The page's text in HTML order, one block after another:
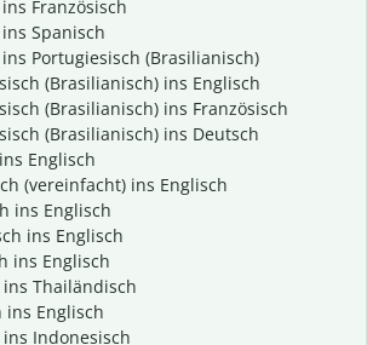
Französisch
Spanisch
Portugiesisch (Brasilianisch)
(Brasilianisch) ins Englisch
(Brasilianisch) ins Französisch
(Brasilianisch) ins Deutsch
Englisch
(vereinfacht) ins Englisch
ins Englisch
ins Englisch
ins Englisch
Thailändisch
ins Englisch
Indonesisch